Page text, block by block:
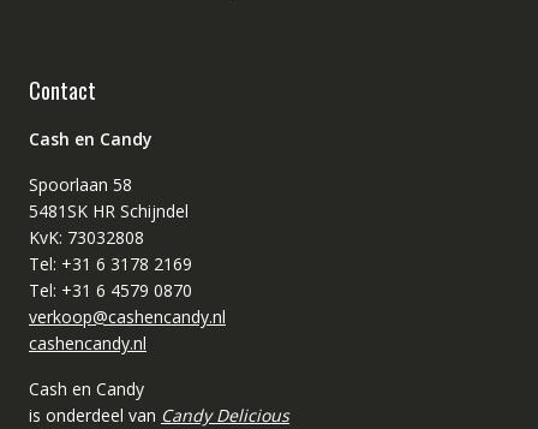
Contact
Cash en Candy
Spoorlaan 58
5481SK HR Schijndel
KvK: 73032808
Tel: +31 6 3178 2169
Tel: +31 6 4579 0870
verkoop@cashencandy.nl
cashencandy.nl
Cash en Candy
is onderdeel van Candy Delicious